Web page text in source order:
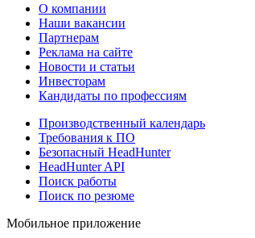
О компании
Наши вакансии
Партнерам
Реклама на сайте
Новости и статьи
Инвесторам
Кандидаты по профессиям
Производственный календарь
Требования к ПО
Безопасный HeadHunter
HeadHunter API
Поиск работы
Поиск по резюме
Мобильное приложение